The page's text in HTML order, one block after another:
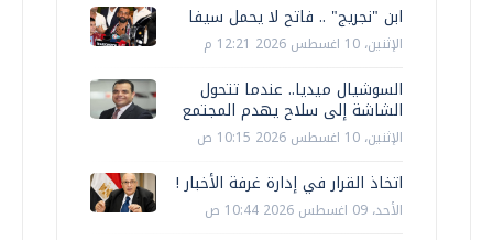
ابن "نجريج" .. فاتح لا يحمل سيفا
الإثنين، 10 اغسطس 2026 12:21 م
السوشيال ميديا.. عندما تتحول
الشاشة إلى سلاح يهدم المجتمع
الإثنين، 10 اغسطس 2026 10:15 ص
اتخاذ القرار في إدارة غرفة الأخبار !
الأحد، 09 اغسطس 2026 10:44 ص